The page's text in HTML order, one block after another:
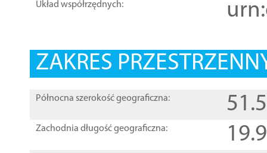
Układ współrzędnych:
ZAKRES
Północna szerokość geograficzna:
Zachodnia długość geograficzna: